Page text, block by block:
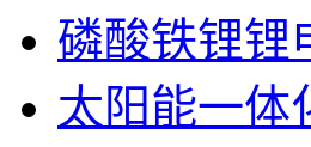
磷酸铁锂锂
太阳能一体